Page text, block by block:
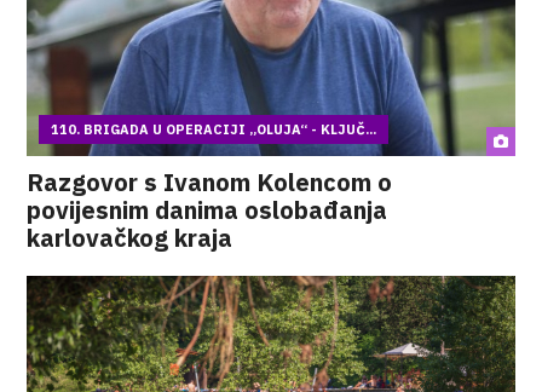
110. BRIGADA U OPERACIJI „OLUJA“ - KLJUČ...
Razgovor s Ivanom Kolencom o
povijesnim danima oslobađanja
karlovačkog kraja